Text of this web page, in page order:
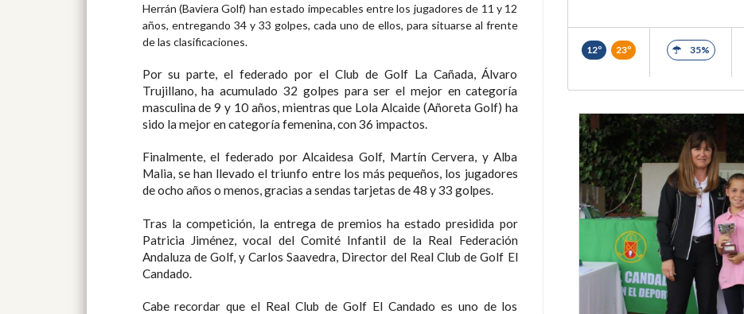
Herrán (Baviera Golf) han estado impecables entre los jugadores de 11 y 12
años, entregando 34 y 33 golpes, cada uno de ellos, para situarse al frente
de las clasificaciones.
Por su parte, el federado por el Club de Golf La Cañada, Álvaro
Trujillano, ha acumulado 32 golpes para ser el mejor en categoría
masculina de 9 y 10 años, mientras que Lola Alcaide (Añoreta Golf) ha
sido la mejor en categoría femenina, con 36 impactos.
Finalmente, el federado por Alcaidesa Golf, Martín Cervera, y Alba
Malia, se han llevado el triunfo entre los más pequeños, los jugadores
de ocho años o menos, gracias a sendas tarjetas de 48 y 33 golpes.
Tras la competición, la entrega de premios ha estado presidida por
Patricia Jiménez, vocal del Comité Infantil de la Real Federación
Andaluza de Golf, y Carlos Saavedra, Director del Real Club de Golf El
Candado.
Cabe recordar que el Real Club de Golf El Candado es uno de los
12º 23º 35%